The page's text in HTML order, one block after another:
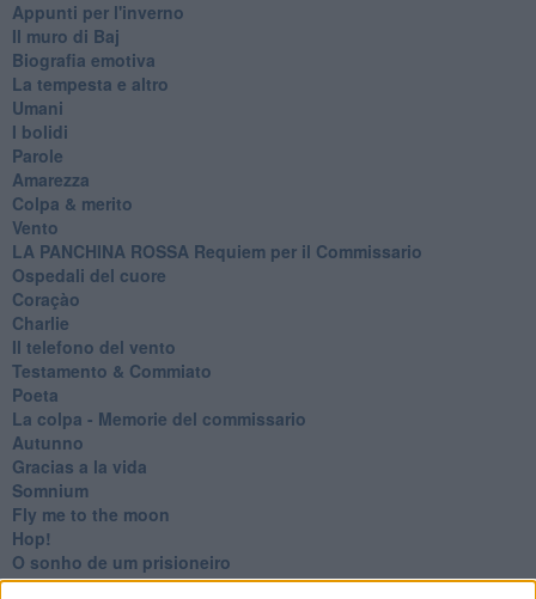
Appunti per l'inverno
Il muro di Baj
Biografia emotiva
La tempesta e altro
Umani
I bolidi
Parole
Amarezza
Colpa & merito
Vento
​LA PANCHINA ROSSA Requiem per il Commissario
Ospedali del cuore
Coraçào
Charlie
Il telefono del vento
Testamento & Commiato
Poeta
​La colpa - Memorie del commissario
Autunno
Gracias a la vida
Somnium
Fly me to the moon
Hop!
O sonho de um prisioneiro
Memòrias